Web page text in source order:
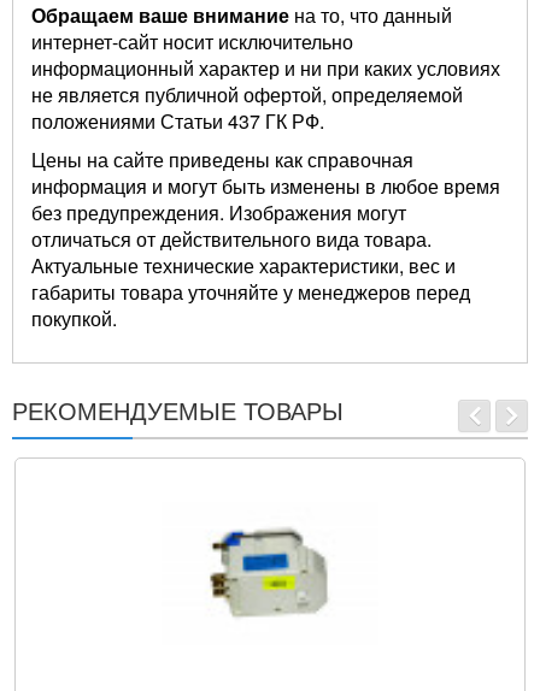
Обращаем ваше внимание на то, что данный
интернет-сайт носит исключительно
информационный характер и ни при каких условиях
не является публичной офертой, определяемой
положениями Статьи 437 ГК РФ.
Цены на сайте приведены как справочная
информация и могут быть изменены в любое время
без предупреждения. Изображения могут
отличаться от действительного вида товара.
Актуальные технические характеристики, вес и
габариты товара уточняйте у менеджеров перед
покупкой.
РЕКОМЕНДУЕМЫЕ ТОВАРЫ